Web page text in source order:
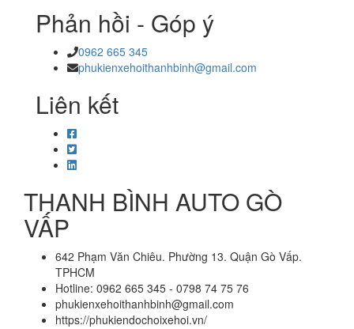
Phản hồi - Góp ý
0962 665 345
phukienxehoithanhbinh@gmail.com
Liên kết
THANH BÌNH AUTO GÒ
VẤP
642 Phạm Văn Chiêu. Phường 13. Quận Gò Vấp.
TPHCM
Hotline: 0962 665 345 - 0798 74 75 76
phukienxehoithanhbinh@gmail.com
https://phukiendochoixehoi.vn/